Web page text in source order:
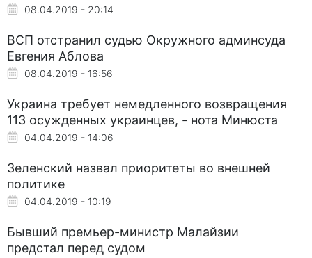
08.04.2019 - 20:14
ВСП отстранил судью Окружного админсуда
Евгения Аблова
08.04.2019 - 16:56
Украина требует немедленного возвращения
113 осужденных украинцев, - нота Минюста
04.04.2019 - 14:06
Зеленский назвал приоритеты во внешней
политике
04.04.2019 - 10:19
Бывший премьер-министр Малайзии
предстал перед судом